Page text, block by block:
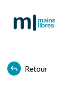
Retour